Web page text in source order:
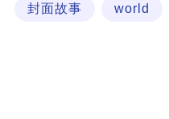
封面故事 world